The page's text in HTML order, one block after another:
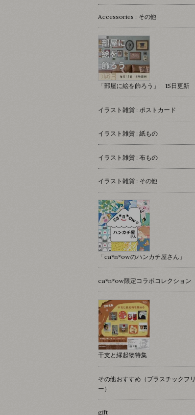
Accessories : その他
「部屋に絵を飾ろう」 15日更新
イラスト雑貨 : ポストカード
イラスト雑貨 : 紙もの
イラスト雑貨 : 布もの
イラスト雑貨 : その他
「ca*n*owのハンカチ屋さん」
ca*n*ow限定コラボコレクション
干支と縁起物特集
その他おすすめ（プラスチックフリ
ー）
gift